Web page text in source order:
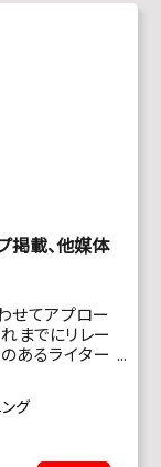
掲載、他媒体
せてアプロー
までにリレー
あるライター
グ